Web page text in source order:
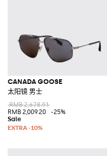
CANADA GOOSE
太阳镜 男士
RMB 2,678.91
RMB 2,009.20
-25%